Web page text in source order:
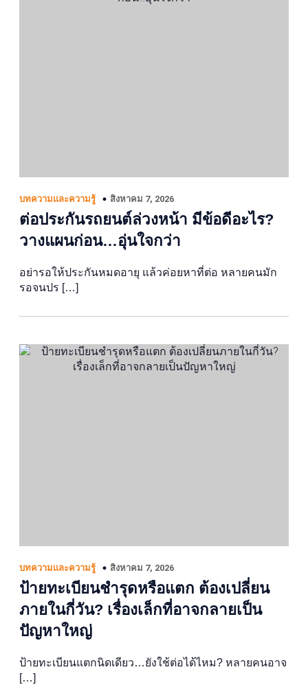
บทความและความรู้ สิงหาคม 7, 2026
ต่อประกันรถยนต์ล่วงหน้า มีข้อดีอะไร?
วางแผนก่อน…อุ่นใจกว่า
อย่ารอให้ประกันหมดอายุ แล้วค่อยหาที่ต่อ หลายคนมัก
รอจนปร […]
บทความและความรู้ สิงหาคม 7, 2026
ป้ายทะเบียนชำรุดหรือแตก ต้องเปลี่ยน
ภายในกี่วัน? เรื่องเล็กที่อาจกลายเป็น
ปัญหาใหญ่
ป้ายทะเบียนแตกนิดเดียว…ยังใช้ต่อได้ไหม? หลายคนอาจ
[…]